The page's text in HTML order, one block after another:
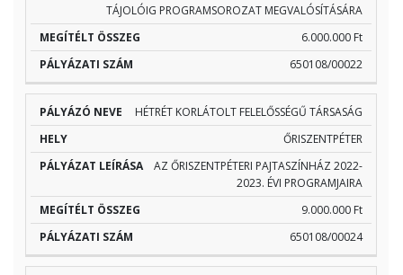
TÁJOLÓIG PROGRAMSOROZAT MEGVALÓSÍTÁSÁRA
6.000.000 Ft
650108/00022
HÉTRÉT KORLÁTOLT FELELŐSSÉGŰ TÁRSASÁG
ŐRISZENTPÉTER
AZ ŐRISZENTPÉTERI PAJTASZÍNHÁZ 2022-
2023. ÉVI PROGRAMJAIRA
9.000.000 Ft
650108/00024